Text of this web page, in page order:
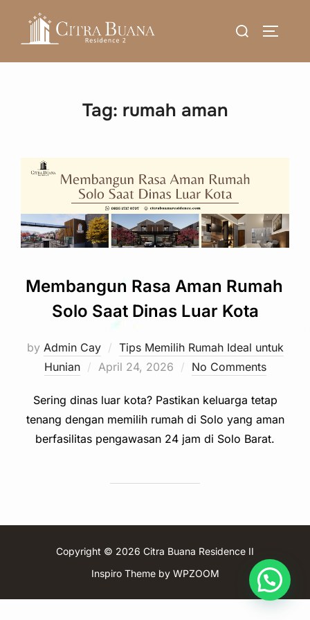
content
Search
Tag: rumah aman
Membangun Rasa Aman Rumah
Solo Saat Dinas Luar Kota
by Admin Cay
Tips Memilih Rumah Ideal untuk
Hunian
Posted
April 24, 2026 No Comments
Sering dinas luar kota? Pastikan keluarga tetap
tenang dengan memilih rumah di Solo yang aman
berfasilitas pengawasan 24 jam di Solo Barat.
Copyright © 2026 Citra Buana Residence II
Inspiro Themeby WPZOOM